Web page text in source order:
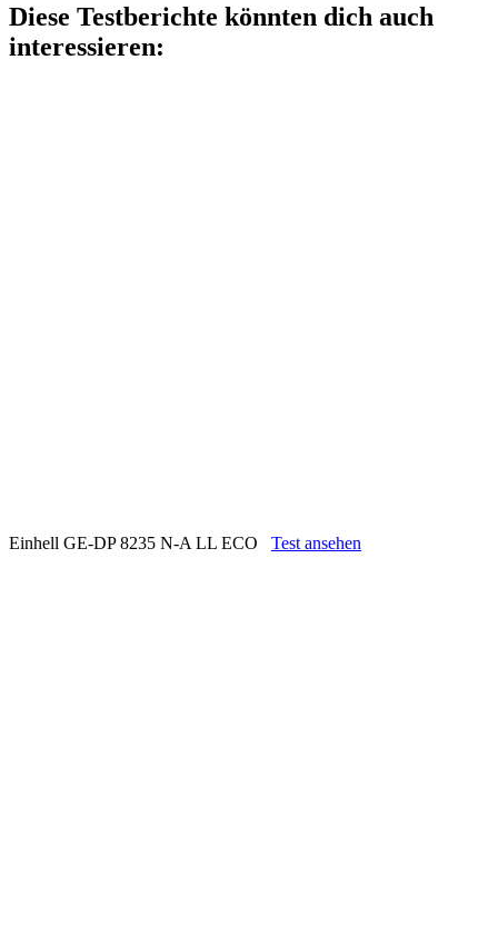
Diese Testberichte könnten dich auch
interessieren:
Einhell GE-DP 8235 N-A LL ECO Test ansehen